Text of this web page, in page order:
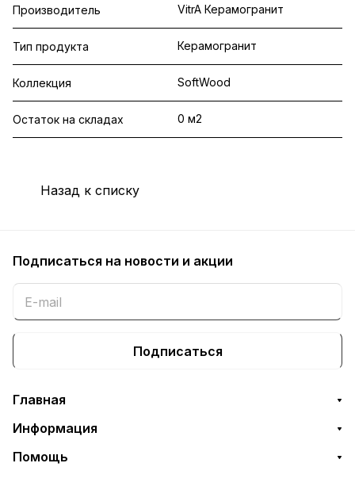
Производитель VitrA Керамогранит
Тип продукта Керамогранит
Коллекция SoftWood
Остаток на складах 0 м2
Назад к списку
Подписаться на новости и акции
Подписаться
Главная
Информация
Помощь